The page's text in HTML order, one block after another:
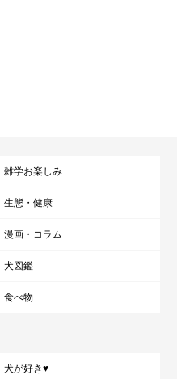
雑学お楽しみ
生態・健康
漫画・コラム
犬図鑑
食べ物
犬が好き♥